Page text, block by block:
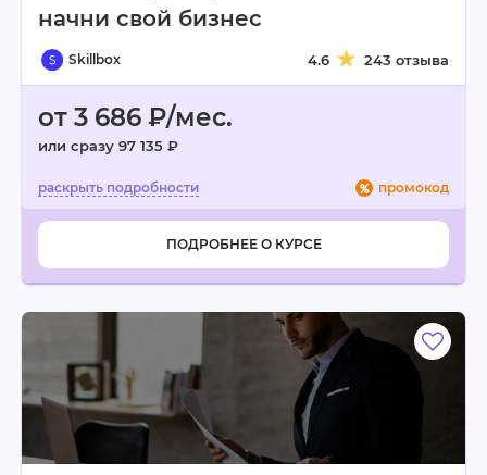
начни свой бизнес
Skillbox 4.6 243 отзыва
от 3 686 ₽/мес.
или сразу 97 135 ₽
промокод
ПОДРОБНЕЕ О КУРСЕ